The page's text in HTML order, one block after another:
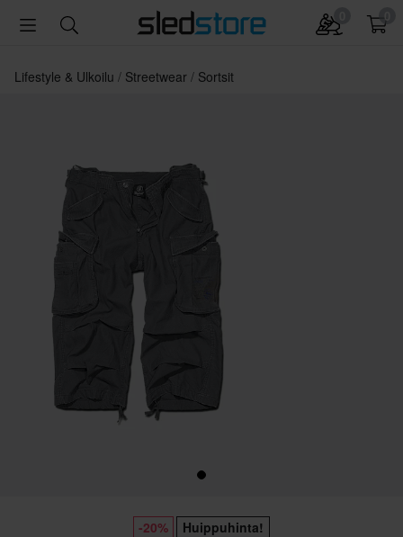
Lifestyle & Ulkoilu Streetwear Sortsit
-20% Huippuhinta!